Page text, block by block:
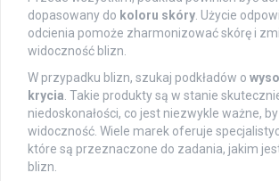
dopasowany do koloru skóry . Użycie
odcienia pomoże zharmonizować skórę i
widoczność blizn.
W przypadku blizn, szukaj podkładów o
krycia . Takie produkty są w stanie
niedoskonałości, co jest niezwykle ważne,
widoczność. Wiele marek oferuje
które są przeznaczone do zadania, jakim
blizn.